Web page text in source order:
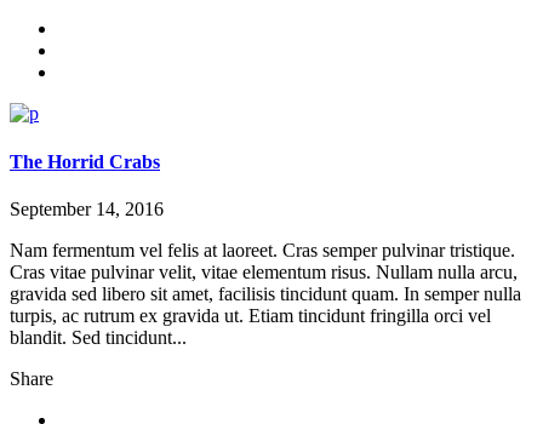
The Horrid Crabs
September 14, 2016
Nam fermentum vel felis at laoreet. Cras semper pulvinar tristique.
Cras vitae pulvinar velit, vitae elementum risus. Nullam nulla arcu,
gravida sed libero sit amet, facilisis tincidunt quam. In semper nulla
turpis, ac rutrum ex gravida ut. Etiam tincidunt fringilla orci vel
blandit. Sed tincidunt...
Share